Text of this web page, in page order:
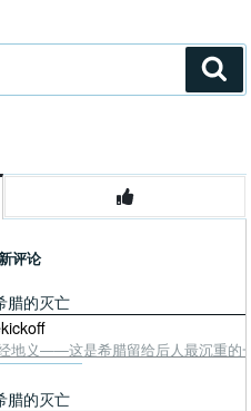
评论
腊的灭亡
地义——这是希腊留给后人最沉重的
腊的灭亡